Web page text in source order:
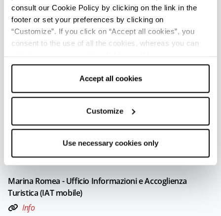
consult our Cookie Policy by clicking on the link in the
footer or set your preferences by clicking on
“Customize”. If you click on “Accept all cookies”, you
consent to the use of all the cookies, whereas you can
cookies only” and only the technical cookies for the
correct functioning of the website will be used.
Accept all cookies
Customize
Use necessary cookies only
Apertura: Da giugno a settembre
Lido di Savio - Ufficio Informazioni e Accoglienza Turistica
(IAT mobile)
Info
Apertura: Da giugno a settembre
Marina di Ravenna - Ufficio Informazioni e Accoglienza
Apertura: Da giugno a settembre
Marina Romea - Ufficio Informazioni e Accoglienza
Turistica (IAT mobile)
Info